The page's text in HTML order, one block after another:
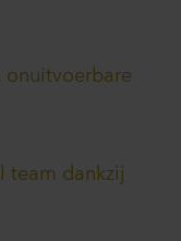
onuitvoerbare
team dankzij